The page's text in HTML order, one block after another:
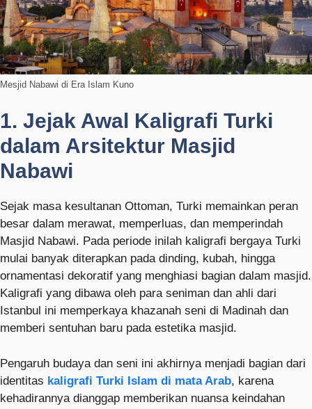
Mesjid Nabawi di Era Islam Kuno
1. Jejak Awal Kaligrafi Turki
dalam Arsitektur Masjid
Nabawi
Sejak masa kesultanan Ottoman, Turki memainkan peran
besar dalam merawat, memperluas, dan memperindah
Masjid Nabawi. Pada periode inilah kaligrafi bergaya Turki
mulai banyak diterapkan pada dinding, kubah, hingga
ornamentasi dekoratif yang menghiasi bagian dalam masjid.
Kaligrafi yang dibawa oleh para seniman dan ahli dari
Istanbul ini memperkaya khazanah seni di Madinah dan
memberi sentuhan baru pada estetika masjid.
Pengaruh budaya dan seni ini akhirnya menjadi bagian dari
identitas kaligrafi Turki Islam di mata Arab, karena
kehadirannya dianggap memberikan nuansa keindahan